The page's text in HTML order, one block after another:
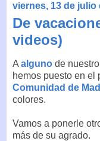
viernes, 13 de julio
De
videos)
A alguno de
hemos puesto en el
Comunidad de
colores.
Vamos a ponerle
más de su agrado.